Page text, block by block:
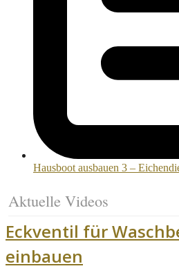
Hausboot ausbauen 3 –
Aktuelle Videos
Eckventil für
einbauen